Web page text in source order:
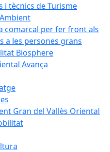
i tècnics de Turisme
comarcal per fer front als
a les persones grans
Biosphere
Avança
Gran del Vallès Oriental